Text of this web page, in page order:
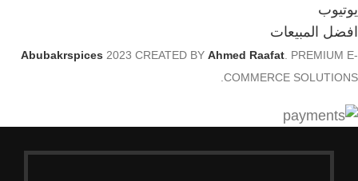
يوتيوب
افضل المبيعات
Abubakrspices 2023 CREATED BY Ahmed Raafat . PREMIUM E-
COMMERCE SOLUTIONS.